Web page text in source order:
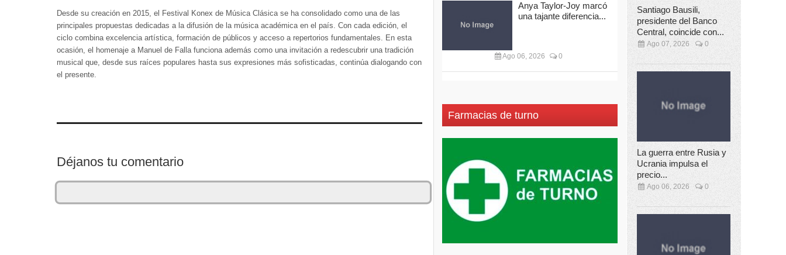
Desde su creación en 2015, el Festival Konex de Música Clásica se ha consolidado como una de las
principales propuestas dedicadas a la difusión de la música académica en el país. Con cada edición, el
ciclo combina excelencia artística, formación de públicos y acceso a repertorios fundamentales. En esta
ocasión, el homenaje a Manuel de Falla funciona además como una invitación a redescubrir una tradición
musical que, desde sus raíces populares hasta sus expresiones más sofisticadas, continúa dialogando con
el presente.
Déjanos tu comentario
Anya Taylor-Joy marcó
una tajante diferencia...
Ago 06, 2026 0
Farmacias de turno
Santiago Bausili,
presidente del Banco
Central, coincide con...
Ago 07, 2026 0
La guerra entre Rusia y
Ucrania impulsa el
precio...
Ago 06, 2026 0